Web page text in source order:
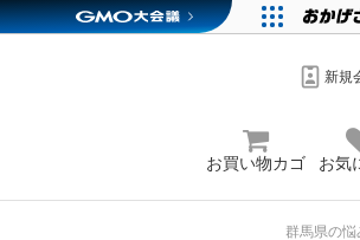
新規
お買い物カゴ お気
群馬県の